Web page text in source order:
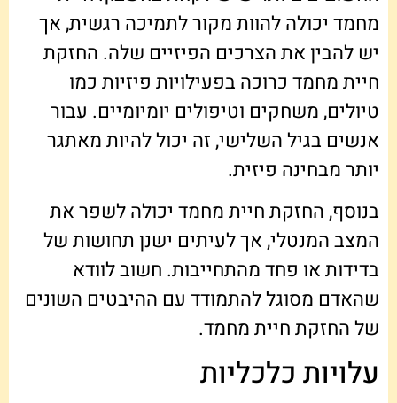
מחמד יכולה להוות מקור לתמיכה רגשית, אך
יש להבין את הצרכים הפיזיים שלה. החזקת
חיית מחמד כרוכה בפעילויות פיזיות כמו
טיולים, משחקים וטיפולים יומיומיים. עבור
אנשים בגיל השלישי, זה יכול להיות מאתגר
יותר מבחינה פיזית.
בנוסף, החזקת חיית מחמד יכולה לשפר את
המצב המנטלי, אך לעיתים ישנן תחושות של
בדידות או פחד מהתחייבות. חשוב לוודא
שהאדם מסוגל להתמודד עם ההיבטים השונים
של החזקת חיית מחמד.
עלויות כלכליות